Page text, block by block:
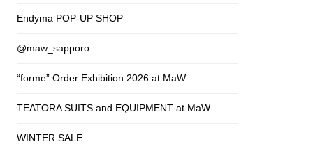
Endyma POP-UP SHOP
@maw_sapporo
“forme” Order Exhibition 2026 at MaW
TEATORA SUITS and EQUIPMENT at MaW
WINTER SALE